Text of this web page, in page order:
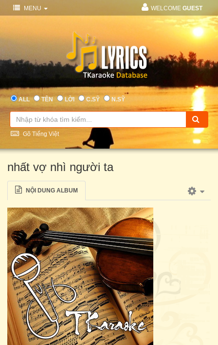
MENU WELCOME GUEST
ALL TÊN LỜI C.SỸ N.SỸ
Gõ Tiếng Việt
nhất vợ nhì người ta
NỘI DUNG ALBUM